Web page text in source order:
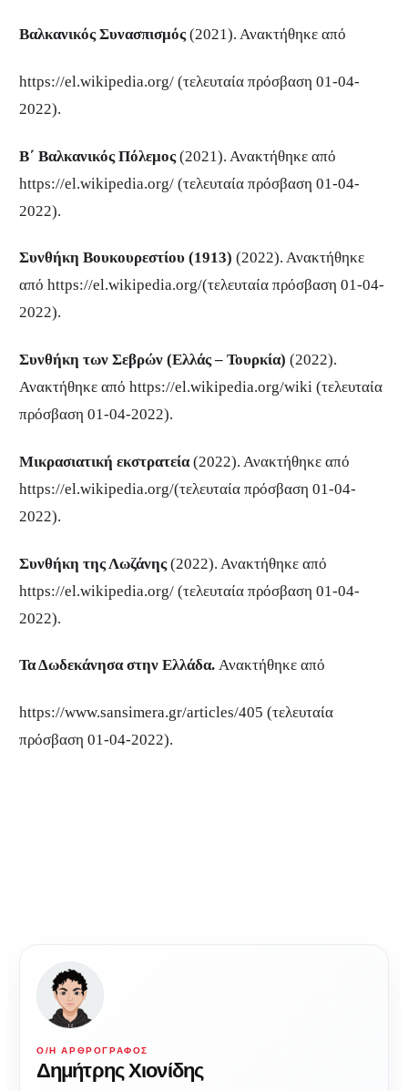
Βαλκανικός Συνασπισμός(2021). Ανακτήθηκε από
https://el.wikipedia.org/ (τελευταία πρόσβαση 01-04-
2022).
Β΄ Βαλκανικός Πόλεμος (2021). Ανακτήθηκε από
https://el.wikipedia.org/ (τελευταία πρόσβαση 01-04-
2022).
Συνθήκη Βουκουρεστίου (1913) (2022). Ανακτήθηκε
από https://el.wikipedia.org/(τελευταία πρόσβαση 01-04-
2022).
Συνθήκη των Σεβρών (Ελλάς – Τουρκία) (2022).
Ανακτήθηκε από https://el.wikipedia.org/wiki (τελευταία
πρόσβαση 01-04-2022).
Μικρασιατική εκστρατεία(2022). Ανακτήθηκε από
https://el.wikipedia.org/(τελευταία πρόσβαση 01-04-
2022).
Συνθήκη της Λωζάνης (2022). Ανακτήθηκε από
https://el.wikipedia.org/ (τελευταία πρόσβαση 01-04-
2022).
Τα Δωδεκάνησα στην Ελλάδα. Ανακτήθηκε από
https://www.sansimera.gr/articles/405 (τελευταία
πρόσβαση 01-04-2022).
Ο/Η ΑΡΘΡΟΓΡΆΦΟΣ
Δημήτρης Χιονίδης